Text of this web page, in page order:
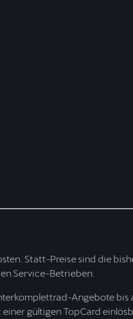
Statt-Preise sind die
Service-Betrieben.
Angebote bis
gültigen TopCard